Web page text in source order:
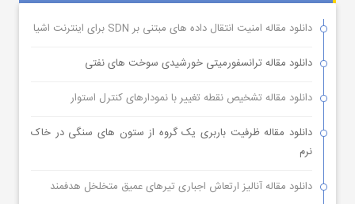
دانلود مقاله امنیت انتقال داده های مبتنی بر SDN برای اینترنت اشیا
دانلود مقاله ترانسفورمیتی خورشیدی سوخت های نفتی
دانلود مقاله تشخیص نقطه تغییر با نمودارهای کنترل استوار
دانلود مقاله ظرفیت باربری یک گروه از ستون های سنگی در خاک
نرم
دانلود مقاله آنالیز ارتعاش اجباری تیرهای عمیق متخلخل هدفمند